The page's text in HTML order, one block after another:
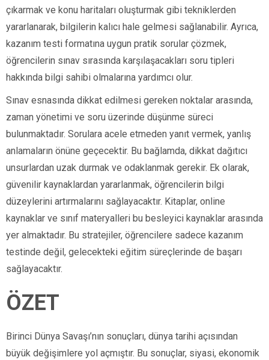
çıkarmak ve konu haritaları oluşturmak gibi tekniklerden
yararlanarak, bilgilerin kalıcı hale gelmesi sağlanabilir. Ayrıca,
kazanım testi formatına uygun pratik sorular çözmek,
öğrencilerin sınav sırasında karşılaşacakları soru tipleri
hakkında bilgi sahibi olmalarına yardımcı olur.
Sınav esnasında dikkat edilmesi gereken noktalar arasında,
zaman yönetimi ve soru üzerinde düşünme süreci
bulunmaktadır. Sorulara acele etmeden yanıt vermek, yanlış
anlamaların önüne geçecektir. Bu bağlamda, dikkat dağıtıcı
unsurlardan uzak durmak ve odaklanmak gerekir. Ek olarak,
güvenilir kaynaklardan yararlanmak, öğrencilerin bilgi
düzeylerini artırmalarını sağlayacaktır. Kitaplar, online
kaynaklar ve sınıf materyalleri bu besleyici kaynaklar arasında
yer almaktadır. Bu stratejiler, öğrencilere sadece kazanım
testinde değil, gelecekteki eğitim süreçlerinde de başarı
sağlayacaktır.
ÖZET
Birinci Dünya Savaşı’nın sonuçları, dünya tarihi açısından
büyük değişimlere yol açmıştır. Bu sonuçlar, siyasi, ekonomik